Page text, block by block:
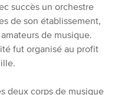
succès un orchestre
de son établissement,
de musique.
fut organisé au profit
ille.
deux corps de musique